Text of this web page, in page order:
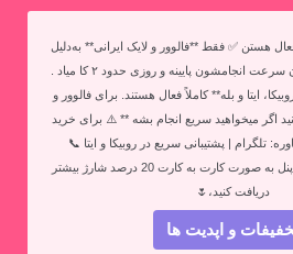
هستن ✅ فقط **فالوور و لایک ایرانی** به‌دلیل
قطعی اینترنت داخل ایران سرعت انجامشون پایینه و روزی حدود ۲ کا میاد .
ایتا و بله** کاملاً فعال هستند. برای فالوور و
اگر میخواهید سریع انجام بشه ** ⚠️ برای خرید
تلگرام | پشتیبانی سریع در روبیکا و ایتا 📞
09214577931💚با شارژ پنل به صورت کارت به کارت 20 درصد شارژ بیشتر
دریافت کنید،🌷
و اپدیت ها